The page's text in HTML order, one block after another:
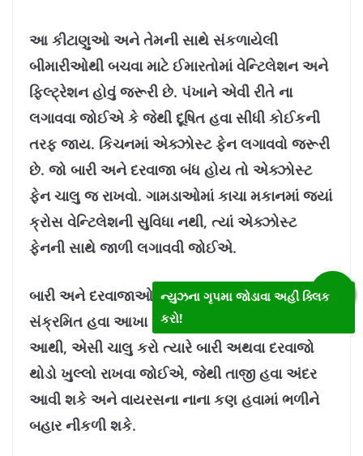
આ કીટાણુઓ અને તેમની સાથે સંકળાયેલી
બીમારીઓથી બચવા માટે ઈમારતોમાં વેન્ટિલેશન અને
ફિલ્ટ્રેશન હોવું જરૂરી છે. પંખાને એવી રીતે ના
લગાવવા જોઈએ કે જેથી દૂષિત હવા સીધી કોઈકની
તરફ જાય. કિચનમાં એક્ઝોસ્ટ ફેન લગાવવો જરૂરી
છે. જો બારી અને દરવાજા બંધ હોય તો એક્ઝોસ્ટ
ફેન ચાલુ જ રાખવો. ગામડાઓમાં કાચા મકાનમાં જ્યાં
ક્રોસ વેન્ટિલેશની સુવિધા નથી, ત્યાં એક્ઝોસ્ટ
ફેનની સાથે જાળી લગાવવી જોઈએ.
બારી અને દરવાજાઓ બંધ રાખીને એસી ચાલુ કરવાથી
સંક્રમિત હવા આખા એરિયામાં ફેલાઈ જાય છે.
આથી, એસી ચાલુ કરો ત્યારે બારી અથવા દરવાજો
થોડો ખુલ્લો રાખવા જોઈએ, જેથી તાજી હવા અંદર
આવી શકે અને વાયરસના નાના કણ હવામાં ભળીને
બહાર નીકળી શકે.
ન્યુઝના ગૃપમા જોડાવા અહીં ક્લિક
કરો!